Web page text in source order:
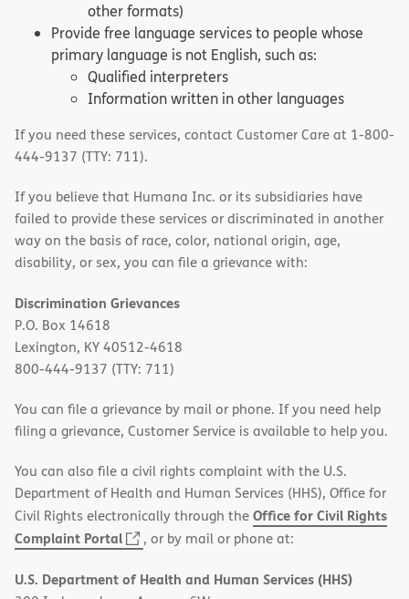
other formats)
Provide free language services to people whose
primary language is not English, such as:
Qualified interpreters
Information written in other languages
If you need these services, contact Customer Care at 1-800-
444-9137 (TTY: 711).
If you believe that Humana Inc. or its subsidiaries have
failed to provide these services or discriminated in another
way on the basis of race, color, national origin, age,
disability, or sex, you can file a grievance with:
Discrimination Grievances
P.O. Box 14618
Lexington, KY 40512-4618
800-444-9137 (TTY: 711)
You can file a grievance by mail or phone. If you need help
filing a grievance, Customer Service is available to help you.
You can also file a civil rights complaint with the U.S.
Department of Health and Human Services (HHS), Office for
Civil Rights electronically through theOffice for Civil Rights
Complaint Portal
(opens
new
, or by mail or phone at:
U.S. Department of Health and Human Services (HHS)